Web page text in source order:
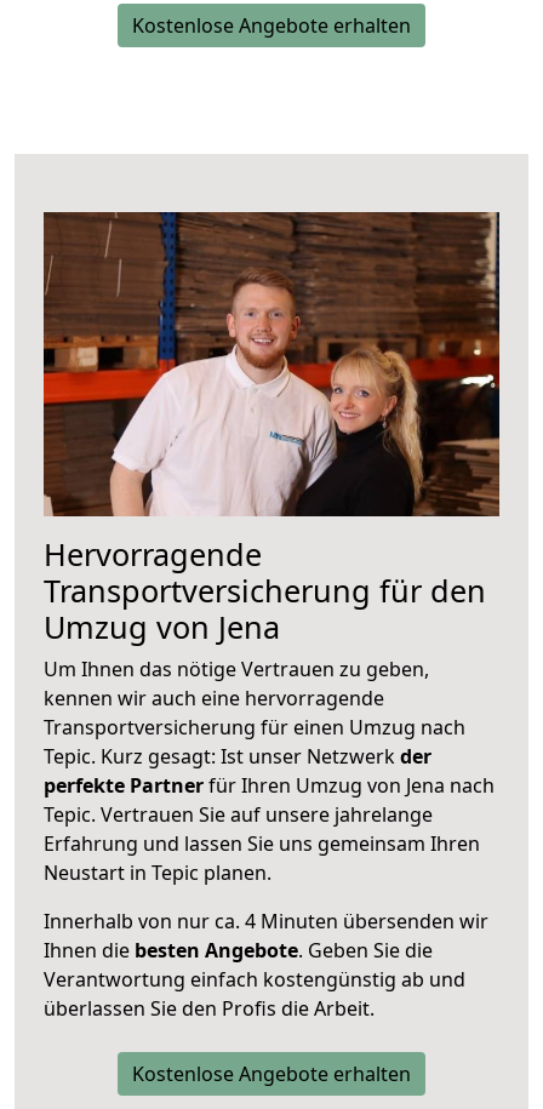
Kostenlose Angebote erhalten
Hervorragende
Transportversicherung für den
Umzug von Jena
Um Ihnen das nötige Vertrauen zu geben,
kennen wir auch eine hervorragende
Transportversicherung für einen Umzug nach
Tepic. Kurz gesagt: Ist unser Netzwerkder
perfekte Partnerfür Ihren Umzug von Jena nach
Tepic. Vertrauen Sie auf unsere jahrelange
Erfahrung und lassen Sie uns gemeinsam Ihren
Neustart in Tepic planen.
Innerhalb von nur ca. 4 Minuten übersenden wir
Ihnen die besten Angebote. Geben Sie die
Verantwortung einfach kostengünstig ab und
überlassen Sie den Profis die Arbeit.
Kostenlose Angebote erhalten